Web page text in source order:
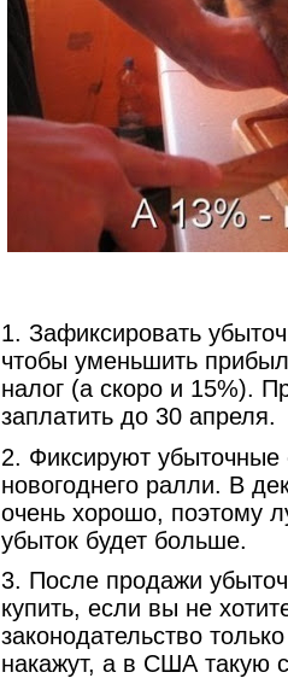
1. Зафиксировать
чтобы уменьшить
налог (а скоро и 15%).
заплатить до 30 апреля.
2. Фиксируют убыточные
новогоднего ралли. В
очень хорошо, поэтому
убыток будет больше.
3. После продажи
купить, если вы не
законодательство
накажут, а в США такую